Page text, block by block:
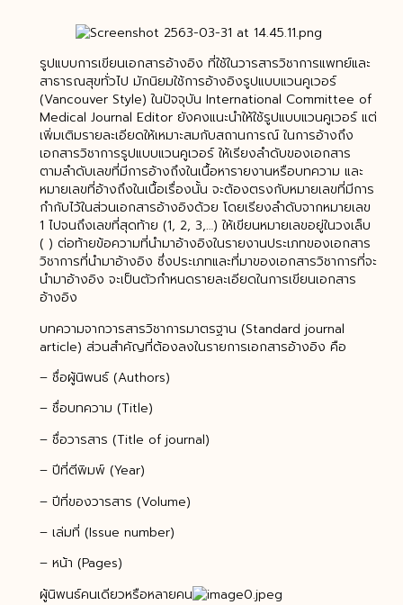
รูปแบบการเขียนเอกสารอ้างอิง ที่ใช้ในวารสารวิชาการแพทย์และ
สาธารณสุขทั่วไป มักนิยมใช้การอ้างอิงรูปแบบแวนคูเวอร์
(Vancouver Style) ในปัจจุบัน International Committee of
Medical Journal Editor ยังคงแนะนำให้ใช้รูปแบบแวนคูเวอร์ แต่
เพิ่มเติมรายละเอียดให้เหมาะสมกับสถานการณ์ ในการอ้างถึง
เอกสารวิชาการรูปแบบแวนคูเวอร์ ให้เรียงลำดับของเอกสาร
ตามลำดับเลขที่มีการอ้างถึงในเนื้อหารายงานหรือบทความ และ
หมายเลขที่อ้างถึงในเนื้อเรื่องนั้น จะต้องตรงกับหมายเลขที่มีการ
กำกับไว้ในส่วนเอกสารอ้างอิงด้วย โดยเรียงลำดับจากหมายเลข
1 ไปจนถึงเลขที่สุดท้าย (1, 2, 3,…) ให้เขียนหมายเลขอยู่ในวงเล็บ
( ) ต่อท้ายข้อความที่นำมาอ้างอิงในรายงานประเภทของเอกสาร
วิชาการที่นำมาอ้างอิง ซึ่งประเภทและที่มาของเอกสารวิชาการที่จะ
นำมาอ้างอิง จะเป็นตัวกำหนดรายละเอียดในการเขียนเอกสาร
อ้างอิง
บทความจากวารสารวิชาการมาตรฐาน (Standard journal
article) ส่วนสำคัญที่ต้องลงในรายการเอกสารอ้างอิง คือ
– ชื่อผู้นิพนธ์ (Authors)
– ชื่อบทความ (Title)
– ชื่อวารสาร (Title of journal)
– ปีที่ตีพิมพ์ (Year)
– ปีที่ของวารสาร (Volume)
– เล่มที่ (Issue number)
– หน้า (Pages)
ผู้นิพนธ์คนเดียวหรือหลายคน